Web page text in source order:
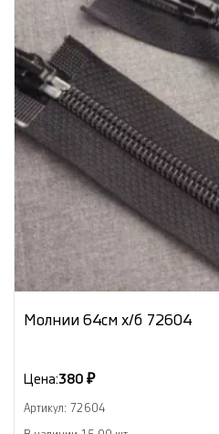
Молнии 64см х/б 72604
Цена:380 ₽
Артикул: 72604